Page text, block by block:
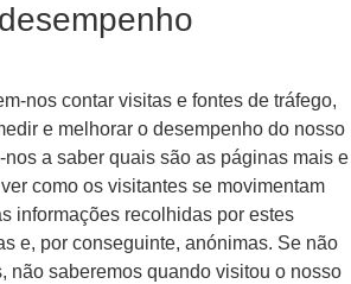
nos contar visitas e fontes de tráfego,
e melhorar o desempenho do nosso
a saber quais são as páginas mais e
como os visitantes se movimentam
informações recolhidas por estes
e, por conseguinte, anónimas. Se não
não saberemos quando visitou o nosso